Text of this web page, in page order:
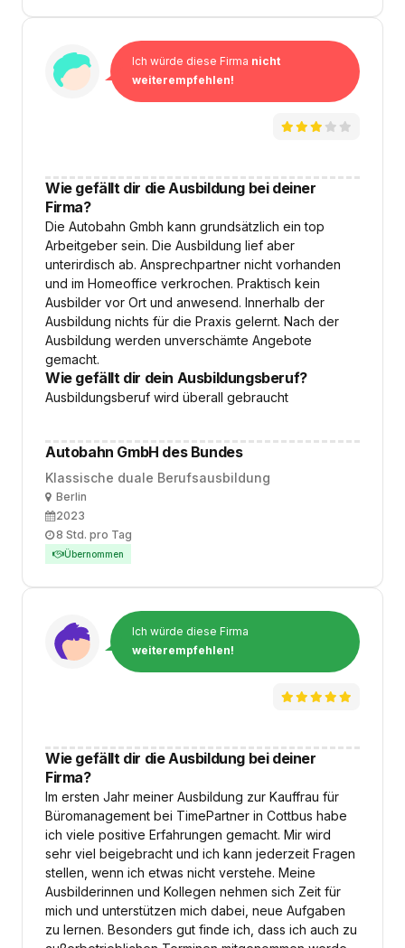
Ich würde diese Firma nicht
weiterempfehlen!
Wie gefällt dir die Ausbildung bei deiner
Firma?
Die Autobahn Gmbh kann grundsätzlich ein top
Arbeitgeber sein. Die Ausbildung lief aber
unterirdisch ab. Ansprechpartner nicht vorhanden
und im Homeoffice verkrochen. Praktisch kein
Ausbilder vor Ort und anwesend. Innerhalb der
Ausbildung nichts für die Praxis gelernt. Nach der
Ausbildung werden unverschämte Angebote
gemacht.
Wie gefällt dir dein Ausbildungsberuf?
Ausbildungsberuf wird überall gebraucht
Autobahn GmbH des Bundes
Klassische duale Berufsausbildung
OrtBerlin
Ausbildungsbeginn
2023
Arbeitszeit
8 Std. pro Tag
Übernommen
Ich würde diese Firma
weiterempfehlen!
Wie gefällt dir die Ausbildung bei deiner
Firma?
Im ersten Jahr meiner Ausbildung zur Kauffrau für
Büromanagement bei TimePartner in Cottbus habe
ich viele positive Erfahrungen gemacht. Mir wird
sehr viel beigebracht und ich kann jederzeit Fragen
stellen, wenn ich etwas nicht verstehe. Meine
Ausbilderinnen und Kollegen nehmen sich Zeit für
mich und unterstützen mich dabei, neue Aufgaben
zu lernen. Besonders gut finde ich, dass ich auch zu